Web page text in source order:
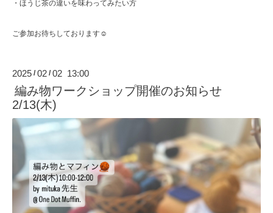
・ほうじ茶の違いを味わってみたい方
ご参加お待ちしております☺︎
2025 /02 /02 13:00
編み物ワークショップ開催のお知らせ
2/13(木)